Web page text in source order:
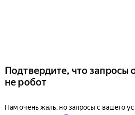
Подтвердите, что запросы
не робот
Нам очень жаль, но запросы с вашего